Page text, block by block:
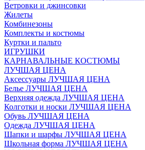
Ветровки и джинсовки
Жилеты
Комбинезоны
Комплекты и костюмы
Куртки и пальто
ИГРУШКИ
КАРНАВАЛЬНЫЕ КОСТЮМЫ
ЛУЧШАЯ ЦЕНА
Аксессуары ЛУЧШАЯ ЦЕНА
Белье ЛУЧШАЯ ЦЕНА
Верхняя одежда ЛУЧШАЯ ЦЕНА
Колготки и носки ЛУЧШАЯ ЦЕНА
Обувь ЛУЧШАЯ ЦЕНА
Одежда ЛУЧШАЯ ЦЕНА
Шапки и шарфы ЛУЧШАЯ ЦЕНА
Школьная форма ЛУЧШАЯ ЦЕНА